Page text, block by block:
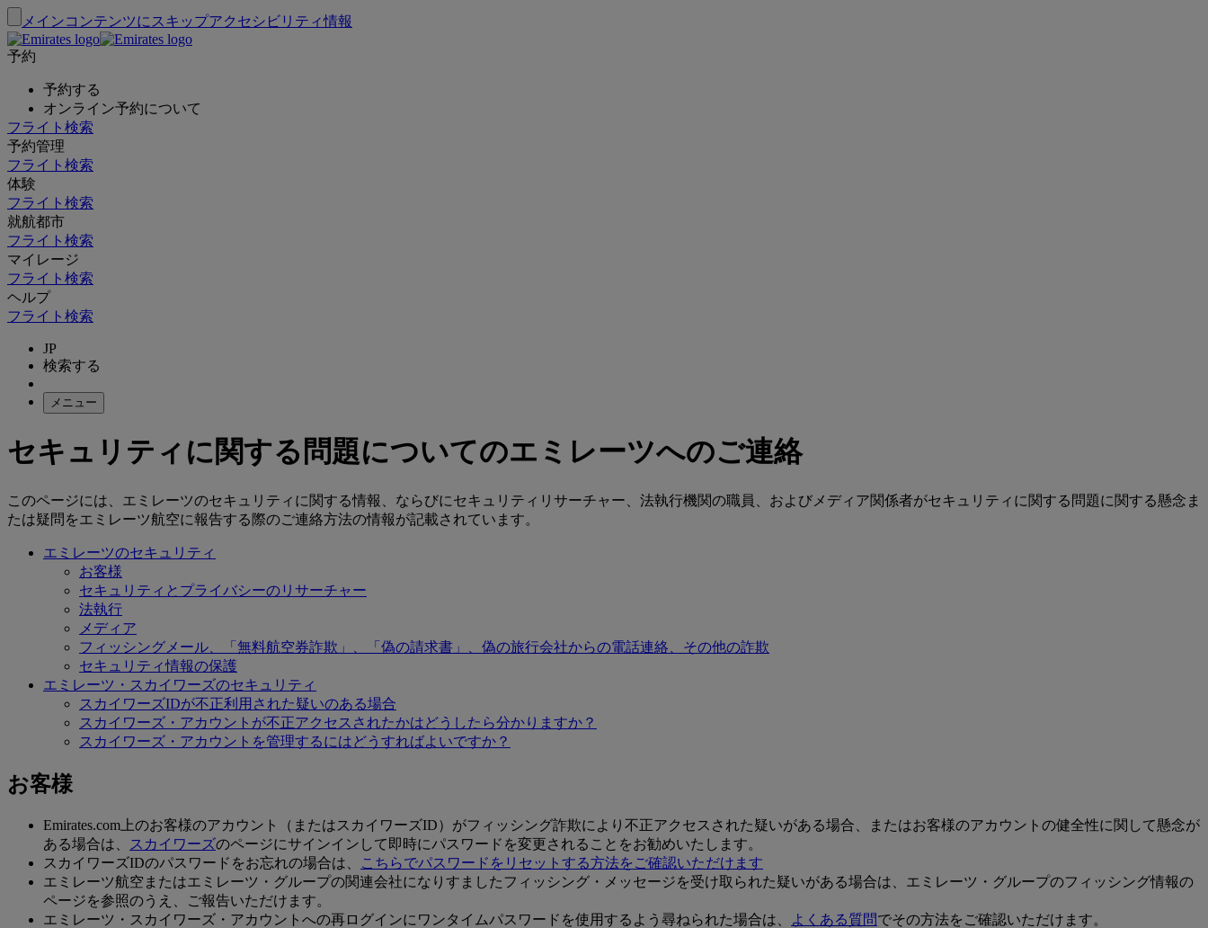
メインコンテンツにスキップアクセシビリティ情報
予約
予約する
オンライン予約について
フライト検索
予約管理
フライト検索
体験
フライト検索
就航都市
フライト検索
マイレージ
フライト検索
ヘルプ
フライト検索
JP
検索する
メニュー
セキュリティに関する問題についてのエミレーツへのご連絡
このページには、エミレーツのセキュリティに関する情報、ならびにセキュリティリサーチャー、法執行機関の職員、およびメディア関係者がセキュリティに関する問題に関する懸念ま
たは疑問をエミレーツ航空に報告する際のご連絡方法の情報が記載されています。
エミレーツのセキュリティ
お客様
セキュリティとプライバシーのリサーチャー
法執行
メディア
フィッシングメール、「無料航空券詐欺」、「偽の請求書」、偽の旅行会社からの電話連絡、その他の詐欺
セキュリティ情報の保護
エミレーツ・スカイワーズのセキュリティ
スカイワーズIDが不正利用された疑いのある場合
スカイワーズ・アカウントが不正アクセスされたかはどうしたら分かりますか？
スカイワーズ・アカウントを管理するにはどうすればよいですか？
お客様
Emirates.com上のお客様のアカウント（またはスカイワーズID）がフィッシング詐欺により不正アクセスされた疑いがある場合、またはお客様のアカウントの健全性に関して懸念が
ある場合は、
スカイワーズのページにサインインして即時にパスワードを変更されることをお勧めいたします。
スカイワーズIDのパスワードをお忘れの場合は、
こちらでパスワードをリセットする方法をご確認いただけます
エミレーツ航空またはエミレーツ・グループの関連会社になりすましたフィッシング・メッセージを受け取られた疑いがある場合は、エミレーツ・グループのフィッシング情報の
ページを参照のうえ、ご報告いただけます。
エミレーツ・スカイワーズ・アカウントへの再ログインにワンタイムパスワードを使用するよう尋ねられた場合は、
よくある質問でその方法をご確認いただけます。